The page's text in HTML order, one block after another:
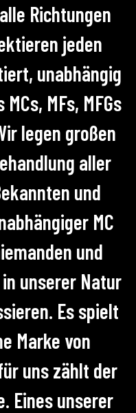
Richtungen
jeden
unabhängig
MFs, MFGs
legen großen
aller
und
MC
und
unserer Natur
Es spielt
Marke von
uns zählt der
Eines unserer